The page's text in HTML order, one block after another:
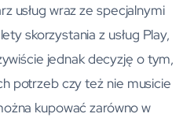
usług wraz ze specjalnymi
skorzystania z usług Play,
jednak decyzję o tym,
potrzeb czy też nie musicie
kupować zarówno w